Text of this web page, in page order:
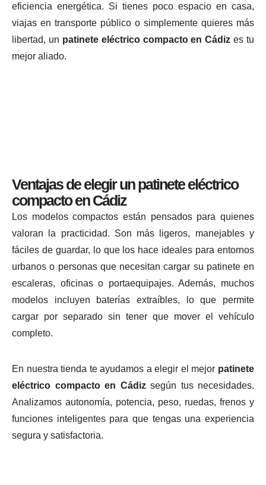
eficiencia energética. Si tienes poco espacio en casa,
viajas en transporte público o simplemente quieres más
libertad, un patinete eléctrico compacto en Cádiz es tu
mejor aliado.
Ventajas de elegir un patinete eléctrico
compacto en Cádiz
Los modelos compactos están pensados para quienes
valoran la practicidad. Son más ligeros, manejables y
fáciles de guardar, lo que los hace ideales para entornos
urbanos o personas que necesitan cargar su patinete en
escaleras, oficinas o portaequipajes. Además, muchos
modelos incluyen baterías extraíbles, lo que permite
cargar por separado sin tener que mover el vehículo
completo.
En nuestra tienda te ayudamos a elegir el mejor patinete
eléctrico compacto en Cádizsegún tus necesidades.
Analizamos autonomía, potencia, peso, ruedas, frenos y
funciones inteligentes para que tengas una experiencia
segura y satisfactoria.